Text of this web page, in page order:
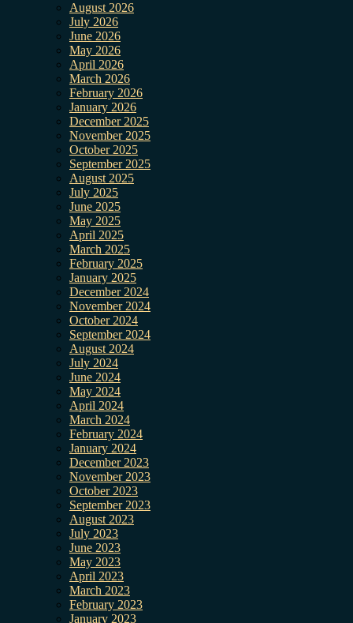
August 2026
July 2026
June 2026
May 2026
April 2026
March 2026
February 2026
January 2026
December 2025
November 2025
October 2025
September 2025
August 2025
July 2025
June 2025
May 2025
April 2025
March 2025
February 2025
January 2025
December 2024
November 2024
October 2024
September 2024
August 2024
July 2024
June 2024
May 2024
April 2024
March 2024
February 2024
January 2024
December 2023
November 2023
October 2023
September 2023
August 2023
July 2023
June 2023
May 2023
April 2023
March 2023
February 2023
January 2023